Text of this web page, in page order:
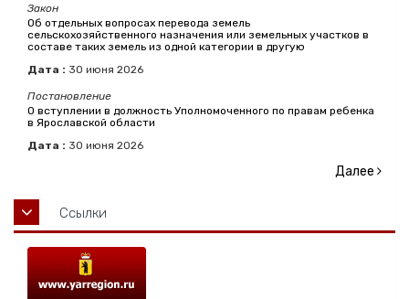
Закон
Об отдельных вопросах перевода земель
сельскохозяйственного назначения или земельных участков в
составе таких земель из одной категории в другую
Дата : 30 июня 2026
Постановление
О вступлении в должность Уполномоченного по правам ребенка
в Ярославской области
Дата : 30 июня 2026
Далее
Ссылки